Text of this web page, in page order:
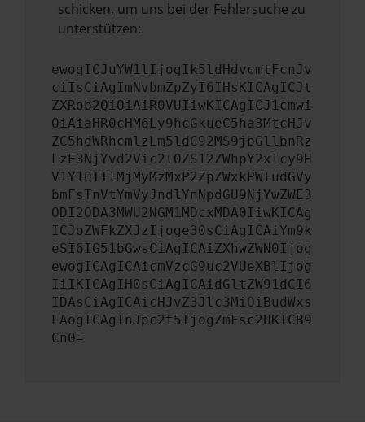
schicken, um uns bei der Fehlersuche zu
unterstützen:
ewogICJuYW1lIjogIk5ldHdvcmtFcnJv
ciIsCiAgImNvbmZpZyI6IHsKICAgICJt
ZXRob2QiOiAiR0VUIiwKICAgICJ1cmwi
OiAiaHR0cHM6Ly9hcGkueC5ha3MtcHJv
ZC5hdWRhcmlzLm5ldC92MS9jbGllbnRz
LzE3NjYvd2Vic2l0ZS12ZWhpY2xlcy9H
V1Y1OTIlMjMyMzMxP2ZpZWxkPWludGVy
bmFsTnVtYmVyJndlYnNpdGU9NjYwZWE3
ODI2ODA3MWU2NGM1MDcxMDA0IiwKICAg
ICJoZWFkZXJzIjoge30sCiAgICAiYm9k
eSI6IG51bGwsCiAgICAiZXhwZWN0Ijog
ewogICAgICAicmVzcG9uc2VUeXBlIjog
IiIKICAgIH0sCiAgICAidGltZW91dCI6
IDAsCiAgICAicHJvZ3Jlc3MiOiBudWxs
LAogICAgInJpc2t5IjogZmFsc2UKICB9
Cn0=